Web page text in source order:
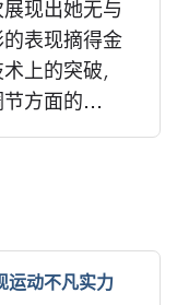
现出她无与
表现摘得金
上的突破，
方面的...
运动不凡实力